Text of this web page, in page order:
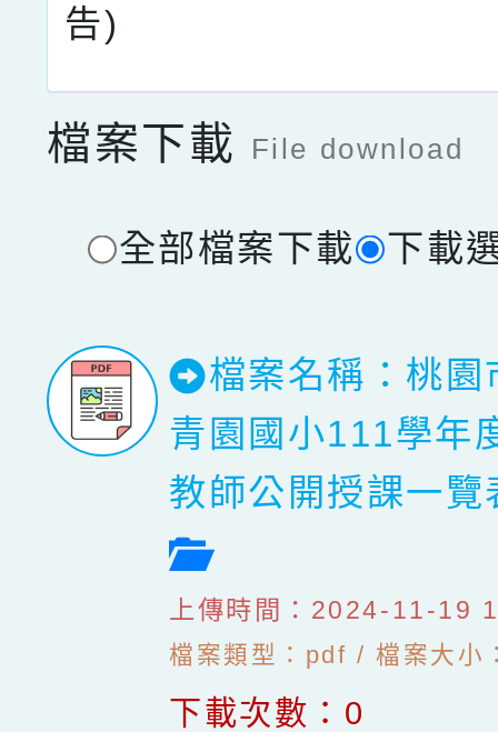
告)
檔案下載 File download
全部檔案下載 下載
檔案名稱：桃園
青園國小111學年
教師公開授課一
檔案預覽
上傳時間：2024-11-19
檔案類型：pdf / 檔案大小
下載次數：0